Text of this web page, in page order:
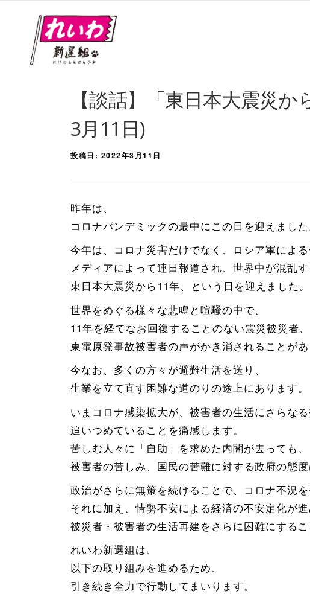
【談話】「東日本大震災
3月11日)
投稿日: 2022年3月11日
昨年は、
コロナパンデミックの最中にこの日を迎えました
今年は、コロナ災害だけでなく、ロシア軍による
メディアによって連日報道され、世界中が混乱す
東日本大震災から11年、という日を迎えました。
世界をめぐる様々な悲鳴と喧騒の中で、
11年を経てなお回復することのない震災被災者、
東電原発事故被害者の声がかき消されることがあ
今なお、多くの方々が避難生活を送り、
生業を立て直す困難な道のりの途上にあります。
いまコロナ感染拡大が、被害者の生活にさらなる
追いつめていることを痛感します。
苦しむ人々に「自助」を求めた内閣が去っても、
被害者の苦しみ、国民の苦難に対する政府の態度
政治がさらに無策を続けることで、コロナ不況を
それに加え、情勢不安による経済の不安定化が進
被災者・被害者の生活再建をさらに困難にするこ
れいわ新選組は、
以下の取り組みを進めるため、
引き続き全力で行動してまいります。